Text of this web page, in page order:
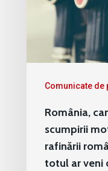
Comunicate de
România,
scumpirii
rafinării
totul ar veni